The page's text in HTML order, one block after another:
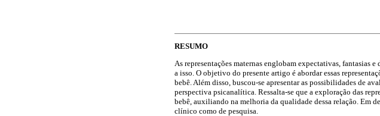
RESUMO
As representações maternas englobam expectativas, fantasias
a isso. O objetivo do presente artigo é abordar essas
bebê. Além disso, buscou-se apresentar as possibilidades de
perspectiva psicanalítica. Ressalta-se que a exploração das
bebê, auxiliando na melhoria da qualidade dessa relação. Em
clínico como de pesquisa.